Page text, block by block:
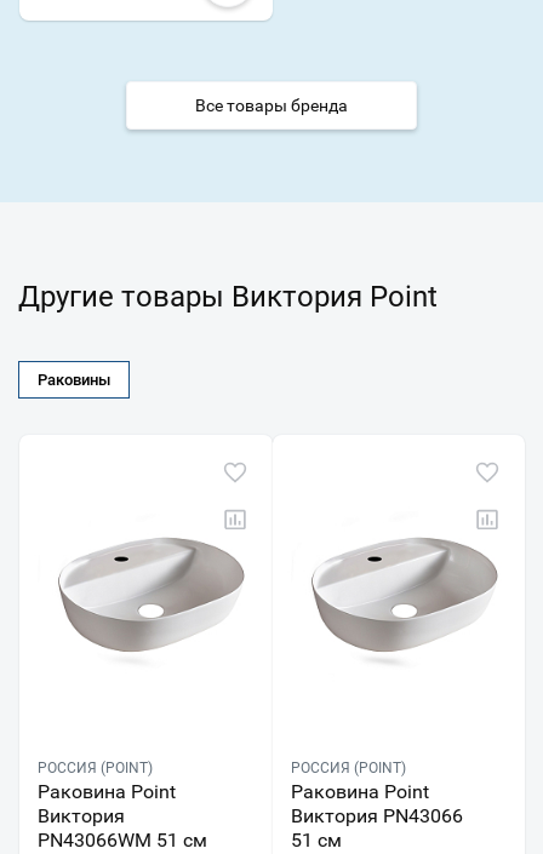
Все товары бренда
Другие товары Виктория Point
Раковины
РОССИЯ (POINT)
Раковина Point
Виктория
PN43066WM 51 см
РОССИЯ (POINT)
Раковина Point
Виктория PN43066
51 см